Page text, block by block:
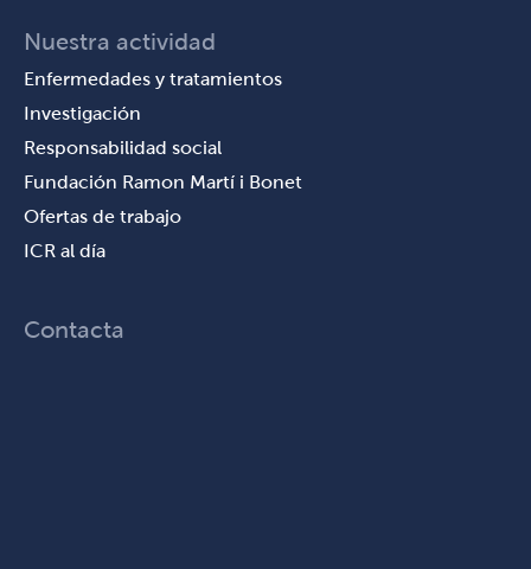
Nuestra actividad
Enfermedades y tratamientos
Investigación
Responsabilidad social
Fundación Ramon Martí i Bonet
Ofertas de trabajo
ICR al día
Contacta